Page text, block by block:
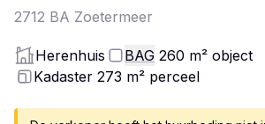
2712 BA Zoetermeer
Herenhuis BAG 260 m² object
Kadaster 273 m² perceel